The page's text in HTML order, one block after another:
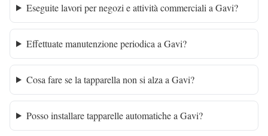
Eseguite lavori per negozi e attività commerciali a Gavi?
Effettuate manutenzione periodica a Gavi?
Cosa fare se la tapparella non si alza a Gavi?
Posso installare tapparelle automatiche a Gavi?